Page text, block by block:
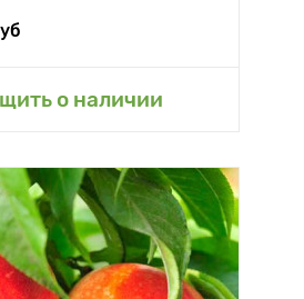
о наличии